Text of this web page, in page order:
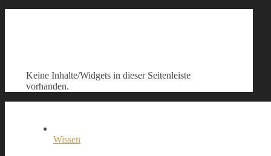
Keine Inhalte/Widgets in dieser Seitenleiste
vorhanden.
Wissen